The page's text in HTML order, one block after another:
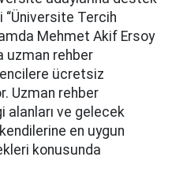
“Üniversite Tercih
Mehmet Akif Ersoy
uzman rehber
ücretsiz
Uzman rehber
alanları ve gelecek
en uygun
konusunda